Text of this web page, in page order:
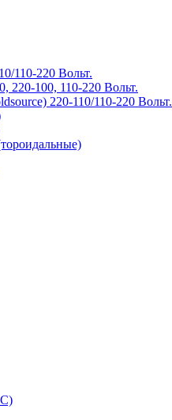
110-220 Вольт.
220-100, 110-220 Вольт.
220-110/110-220 Вольт.